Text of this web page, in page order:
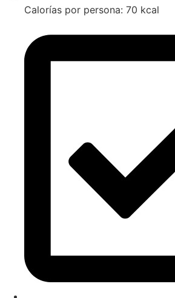
Calorías por persona: 70 kcal